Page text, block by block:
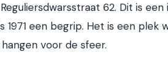
62. Dit is
1971 een begrip. Het is een plek
voor de sfeer.